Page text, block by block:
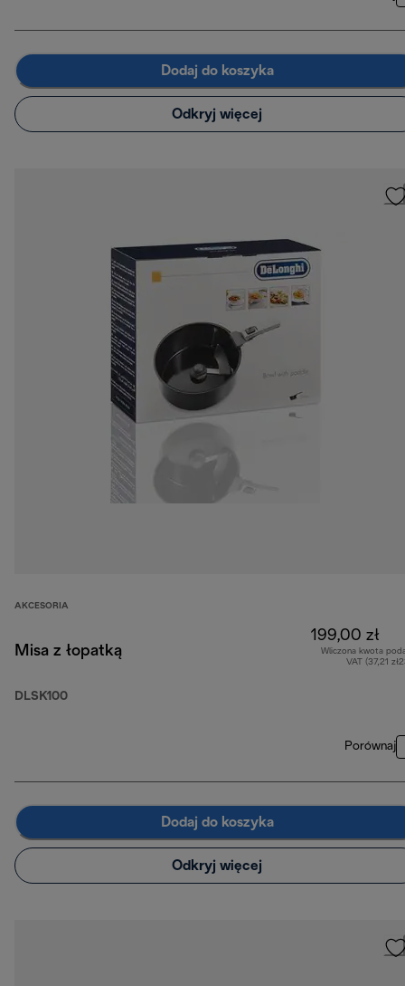
Dodaj do koszyka
Odkryj więcej
AKCESORIA
Misa z łopatką
DLSK100
199,00 zł
Wliczona kwota
VAT (37,21
Porównaj
Dodaj do koszyka
Odkryj więcej